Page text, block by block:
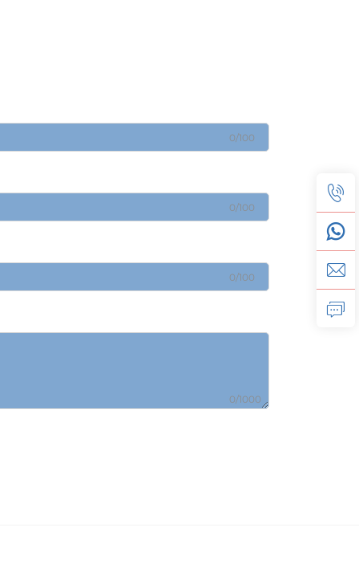
0/100
0/100
0/100
0/1000